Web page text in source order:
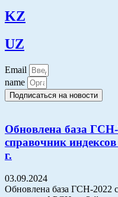
KZ
UZ
Email
name
Подписаться на новости
Обновлена база
справочник
г.
03.09.2024
Обновлена база ГСН-2022